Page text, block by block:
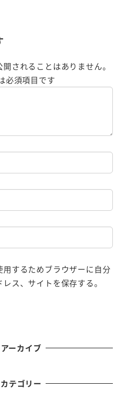
されることはありません。
必須項目です
するためブラウザーに自分
ス、サイトを保存する。
アーカイブ
カテゴリー